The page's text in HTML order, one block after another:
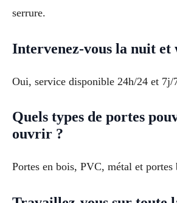
serrure.
Intervenez-vous la nuit et
Oui, service disponible 24h/24 et 7j/
Quels types de portes
ouvrir ?
Portes en bois, PVC, métal et portes